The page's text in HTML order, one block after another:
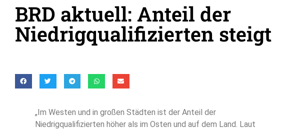
BRD aktuell: Anteil der
Niedrigqualifizierten steigt
„Im Westen und in großen Städten ist der Anteil der
Niedrigqualifizierten höher als im Osten und auf dem Land. Laut